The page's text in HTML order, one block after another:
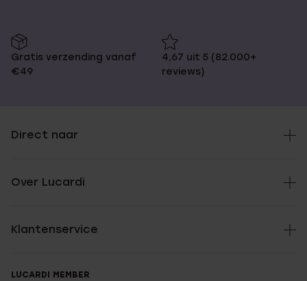
Gratis verzending vanaf
€49
4,67 uit 5 (82.000+
reviews)
Direct naar
Over Lucardi
Klantenservice
LUCARDI MEMBER